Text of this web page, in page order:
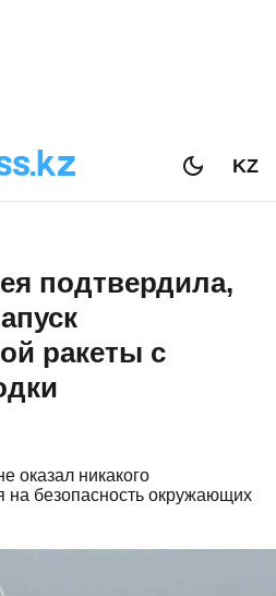
KZ
подтвердила,
ракеты с
оказал никакого
на безопасность окружающих